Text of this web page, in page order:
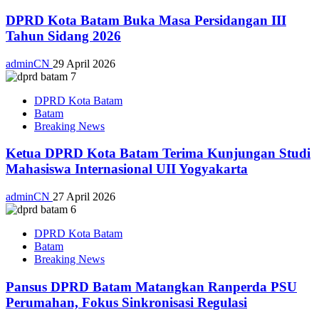
DPRD Kota Batam Buka Masa Persidangan III
Tahun Sidang 2026
adminCN 29 April 2026
DPRD Kota Batam
Batam
Breaking News
Ketua DPRD Kota Batam Terima Kunjungan Studi
Mahasiswa Internasional UII Yogyakarta
adminCN 27 April 2026
DPRD Kota Batam
Batam
Breaking News
Pansus DPRD Batam Matangkan Ranperda PSU
Perumahan, Fokus Sinkronisasi Regulasi